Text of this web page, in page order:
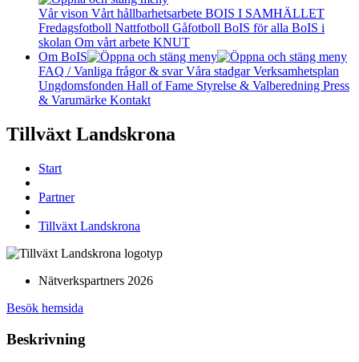
Vår vison Vårt hållbarhetsarbete BOIS I SAMHÄLLET
Fredagsfotboll Nattfotboll Gåfotboll BoIS för alla BoIS i
skolan Om vårt arbete KNUT
Om BoIS
FAQ / Vanliga frågor & svarVåra stadgarVerksamhetsplan
Ungdomsfonden Hall of Fame Styrelse & Valberedning Press
& Varumärke Kontakt
Tillväxt Landskrona
Start
Partner
Tillväxt Landskrona
Nätverkspartners 2026
Besök hemsida
Beskrivning